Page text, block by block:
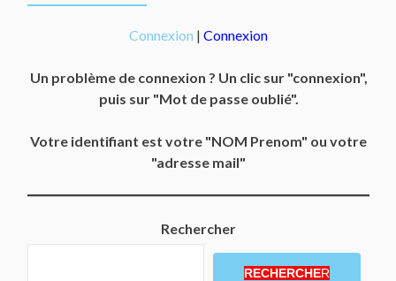
Connexion | Connexion
Un problème de connexion ? Un clic sur "connexion",
puis sur "Mot de passe oublié".
Votre identifiant est votre "NOM Prenom" ou votre
"adresse mail"
Rechercher
RECHERCHER